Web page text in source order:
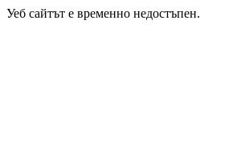
Уеб сайтът е временно недостъпен.